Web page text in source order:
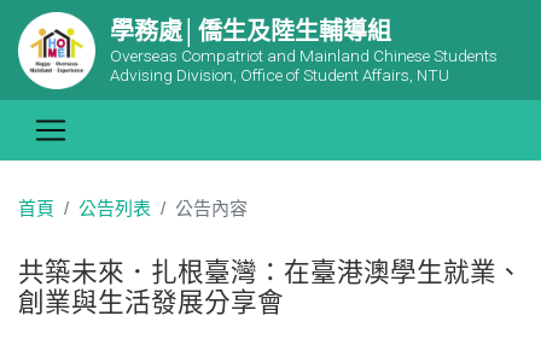
學務處│僑生及陸生輔導組
Overseas Compatriot and Mainland Chinese Students
Advising Division, Office of Student Affairs, NTU
首頁 公告列表 公告內容
共築未來．扎根臺灣：在臺港澳學生就業、
創業與生活發展分享會